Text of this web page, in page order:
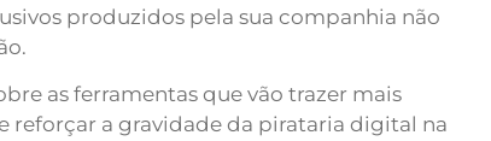
produzidos pela sua companhia não
as ferramentas que vão trazer mais
reforçar a gravidade da pirataria digital na